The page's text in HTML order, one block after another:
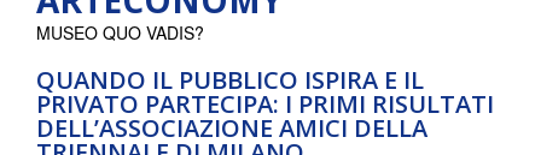
QUANDO IL PUBBLICO ISPIRA E IL
PRIVATO PARTECIPA: I PRIMI RISULTATI
DELL’ASSOCIAZIONE AMICI DELLA
MUSEO QUO VADIS?